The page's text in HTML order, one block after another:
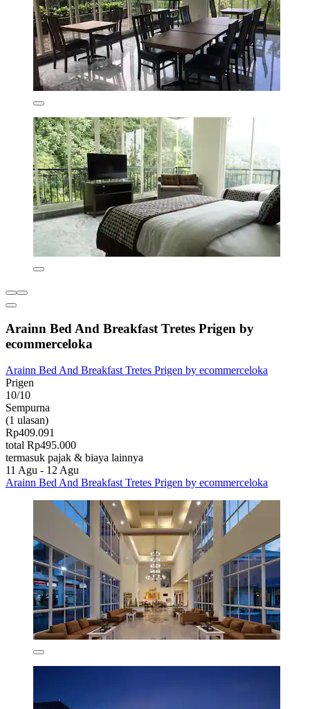
Arainn Bed And Breakfast Tretes Prigen by
ecommerceloka
Arainn Bed And Breakfast Tretes Prigen by ecommerceloka
Prigen
10/10
Sempurna
(1 ulasan)
Rp409.091
total Rp495.000
termasuk pajak & biaya lainnya
11 Agu - 12 Agu
Arainn Bed And Breakfast Tretes Prigen by ecommerceloka